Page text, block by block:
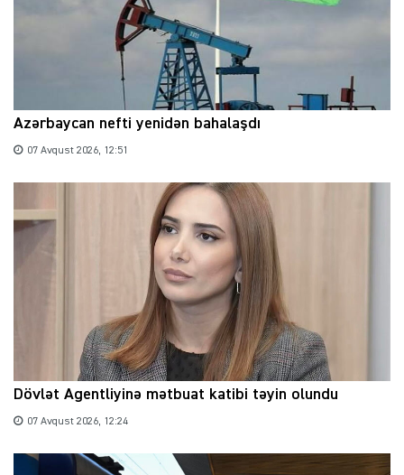
Azərbaycan nefti yenidən bahalaşdı
07 Avqust 2026, 12:51
Dövlət Agentliyinə mətbuat katibi təyin olundu
07 Avqust 2026, 12:24